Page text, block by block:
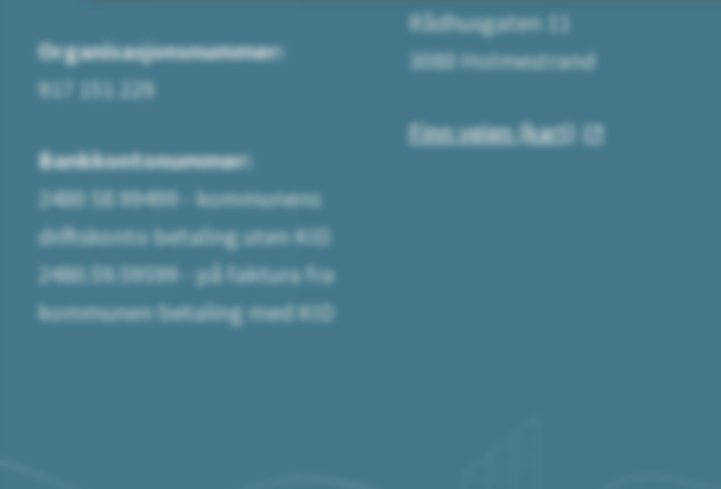
Organisasjonsnummer:
917 151 229
Bankkontonummer:
2480 58 99499 - kommunens
driftskonto betaling uten KID
2480.59.59599 - på faktura fra
kommunen betaling med KID
Rådhusgaten 11
3080 Holmestrand
Finn veien (kart)